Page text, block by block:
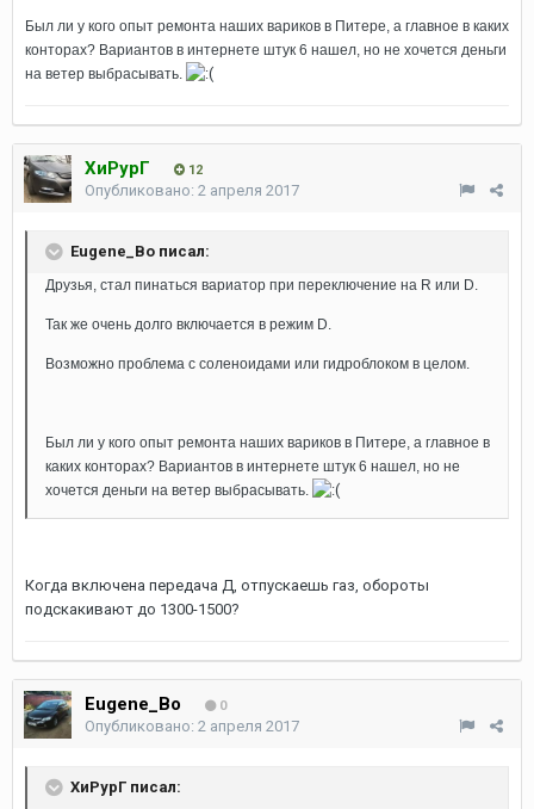
Был ли у кого опыт ремонта наших вариков в Питере, а главное в каких
конторах? Вариантов в интернете штук 6 нашел, но не хочется деньги
на ветер выбрасывать.
ХиРурГ 12
Опубликовано: 2 апреля 2017
Eugene_Bo писал:
Друзья, стал пинаться вариатор при переключение на R или D.
Так же очень долго включается в режим D.
Возможно проблема с соленоидами или гидроблоком в целом.
Был ли у кого опыт ремонта наших вариков в Питере, а главное в
каких конторах? Вариантов в интернете штук 6 нашел, но не
хочется деньги на ветер выбрасывать.
Когда включена передача Д, отпускаешь газ, обороты
подскакивают до 1300-1500?
Eugene_Bo 0
Опубликовано: 2 апреля 2017
ХиРурГ писал: